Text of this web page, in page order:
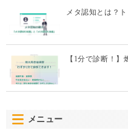
メタ認知とは？
【1分で診断！
メニュー